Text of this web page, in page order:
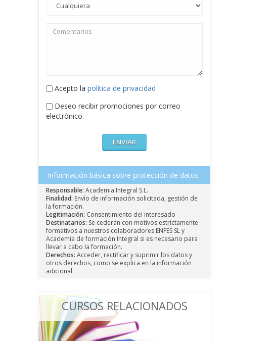
Acepto la política de privacidad
Deseo recibir promociones por correo
electrónico.
Información básica sobre protección de datos
Responsable: Academia Integral S.L.
Finalidad: Envío de información solicitada, gestión de
la formación.
Legitimación: Consentimiento del interesado
Destinatarios: Se cederán con motivos estrictamente
formativos a nuestros colaboradores ENFES SL y
Academia de formación Integral si es necesario para
llevar a cabo la formación.
Derechos: Acceder, rectificar y suprimir los datos y
otros derechos, como se explica en la información
adicional.
CURSOS RELACIONADOS